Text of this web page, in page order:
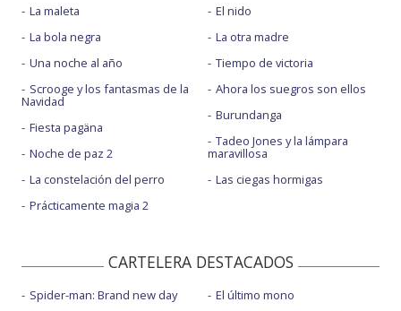
La maleta
La bola negra
Una noche al año
Scrooge y los fantasmas de la
Navidad
Fiesta pagäna
Noche de paz 2
La constelación del perro
Prácticamente magia 2
El nido
La otra madre
Tiempo de victoria
Ahora los suegros son ellos
Burundanga
Tadeo Jones y la lámpara
maravillosa
Las ciegas hormigas
CARTELERA DESTACADOS
Spider-man: Brand new day
El último mono